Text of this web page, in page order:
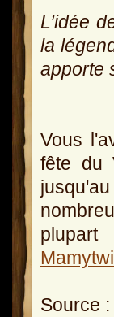
L’idée
la
apporte
Vous
fête du
Source :